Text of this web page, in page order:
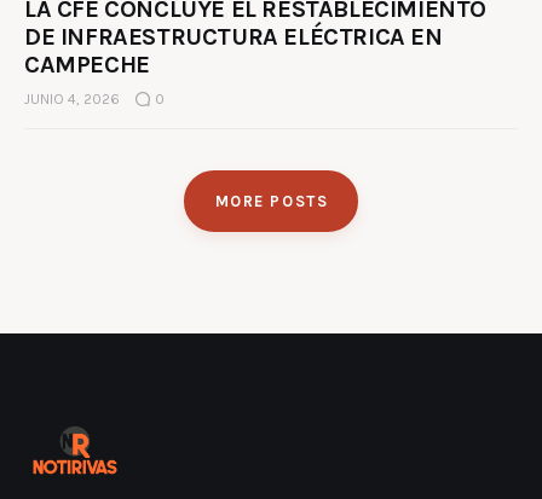
LA CFE CONCLUYE EL RESTABLECIMIENTO
DE INFRAESTRUCTURA ELÉCTRICA EN
CAMPECHE
JUNIO 4, 2026 0
MORE POSTS